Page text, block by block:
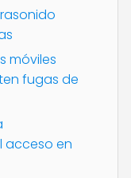
móviles
fugas de
acceso en